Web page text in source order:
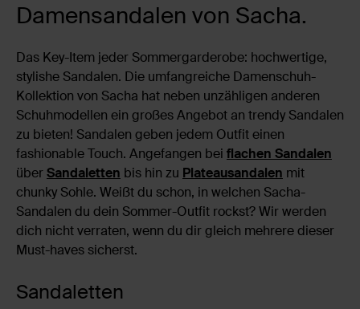
Damensandalen von Sacha.
Das Key-Item jeder Sommergarderobe: hochwertige,
stylishe Sandalen. Die umfangreiche Damenschuh-
Kollektion von Sacha hat neben unzähligen anderen
Schuhmodellen ein großes Angebot an trendy Sandalen
zu bieten! Sandalen geben jedem Outfit einen
fashionable Touch. Angefangen bei flachen Sandalen
überSandaletten bis hin zu Plateausandalen mit
chunky Sohle. Weißt du schon, in welchen Sacha-
Sandalen du dein Sommer-Outfit rockst? Wir werden
dich nicht verraten, wenn du dir gleich mehrere dieser
Must-haves sicherst.
Sandaletten